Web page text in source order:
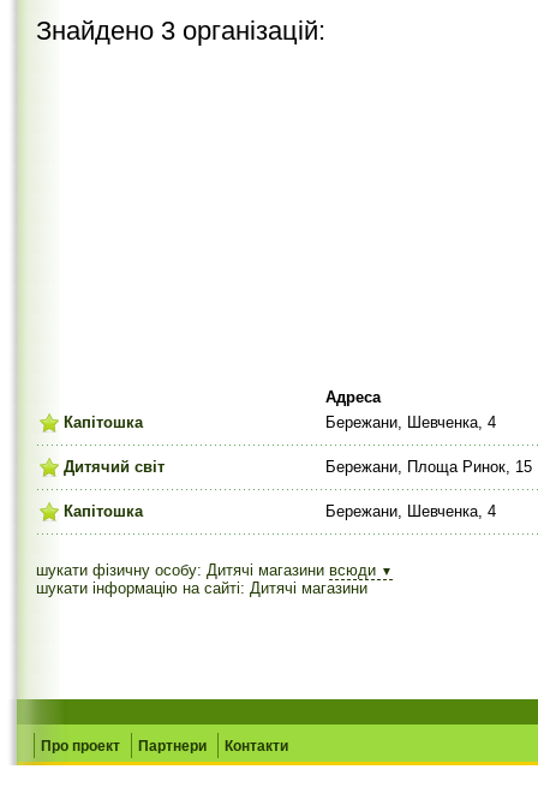
Знайдено 3 організацій:
Адреса
Капітошка
Бережани, Шевченка, 4
Дитячий світ Бережани, Площа Ринок, 15
Капітошка Бережани, Шевченка, 4
шукати фізичну особу: Дитячі магазини всюди ▼
шукати інформацію на сайті: Дитячі магазини
Про проект Партнери Контакти